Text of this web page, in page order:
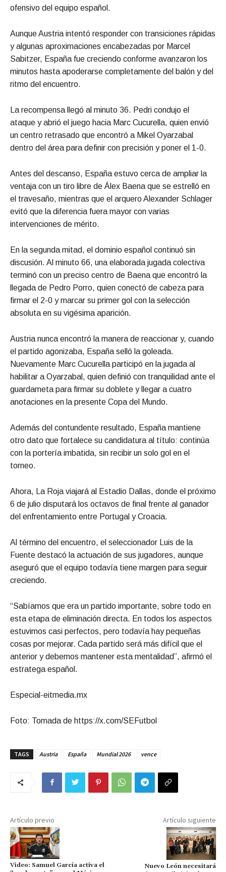
ofensivo del equipo español.
Aunque Austria intentó responder con transiciones rápidas
y algunas aproximaciones encabezadas por Marcel
Sabitzer, España fue creciendo conforme avanzaron los
minutos hasta apoderarse completamente del balón y del
ritmo del encuentro.
La recompensa llegó al minuto 36. Pedri condujo el
ataque y abrió el juego hacia Marc Cucurella, quien envió
un centro retrasado que encontró a Mikel Oyarzabal
dentro del área para definir con precisión y poner el 1-0.
Antes del descanso, España estuvo cerca de ampliar la
ventaja con un tiro libre de Álex Baena que se estrelló en
el travesaño, mientras que el arquero Alexander Schlager
evitó que la diferencia fuera mayor con varias
intervenciones de mérito.
En la segunda mitad, el dominio español continuó sin
discusión. Al minuto 66, una elaborada jugada colectiva
terminó con un preciso centro de Baena que encontró la
llegada de Pedro Porro, quien conectó de cabeza para
firmar el 2-0 y marcar su primer gol con la selección
absoluta en su vigésima aparición.
Austria nunca encontró la manera de reaccionar y, cuando
el partido agonizaba, España selló la goleada.
Nuevamente Marc Cucurella participó en la jugada al
habilitar a Oyarzabal, quien definió con tranquilidad ante el
guardameta para firmar su doblete y llegar a cuatro
anotaciones en la presente Copa del Mundo.
Además del contundente resultado, España mantiene
otro dato que fortalece su candidatura al título: continúa
con la portería imbatida, sin recibir un solo gol en el
torneo.
Ahora, La Roja viajará al Estadio Dallas, donde el próximo
6 de julio disputará los octavos de final frente al ganador
del enfrentamiento entre Portugal y Croacia.
Al término del encuentro, el seleccionador Luis de la
Fuente destacó la actuación de sus jugadores, aunque
aseguró que el equipo todavía tiene margen para seguir
creciendo.
“Sabíamos que era un partido importante, sobre todo en
esta etapa de eliminación directa. En todos los aspectos
estuvimos casi perfectos, pero todavía hay pequeñas
cosas por mejorar. Cada partido será más difícil que el
anterior y debemos mantener esta mentalidad”, afirmó el
estratega español.
Especial-eitmedia.mx
Foto: Tomada de https://x.com/SEFutbol
TAGS Austria España Mundial 2026 vence
Artículo previo
Video: Samuel García activa el
Artículo siguiente
Nuevo León necesitará